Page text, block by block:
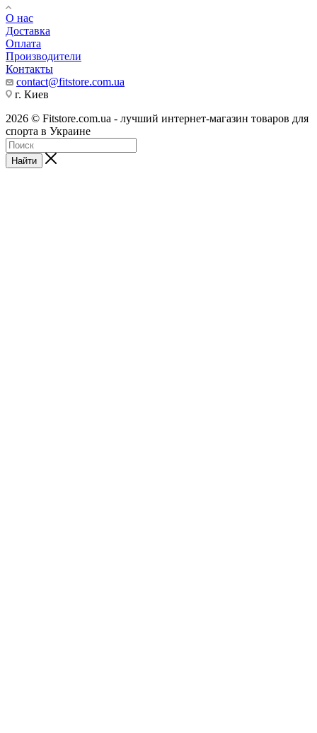
О нас
Доставка
Оплата
Производители
Контакты
contact@fitstore.com.ua
г. Киев
2026 © Fitstore.com.ua - лучший интернет-магазин товаров для
спорта в Украине
Найти